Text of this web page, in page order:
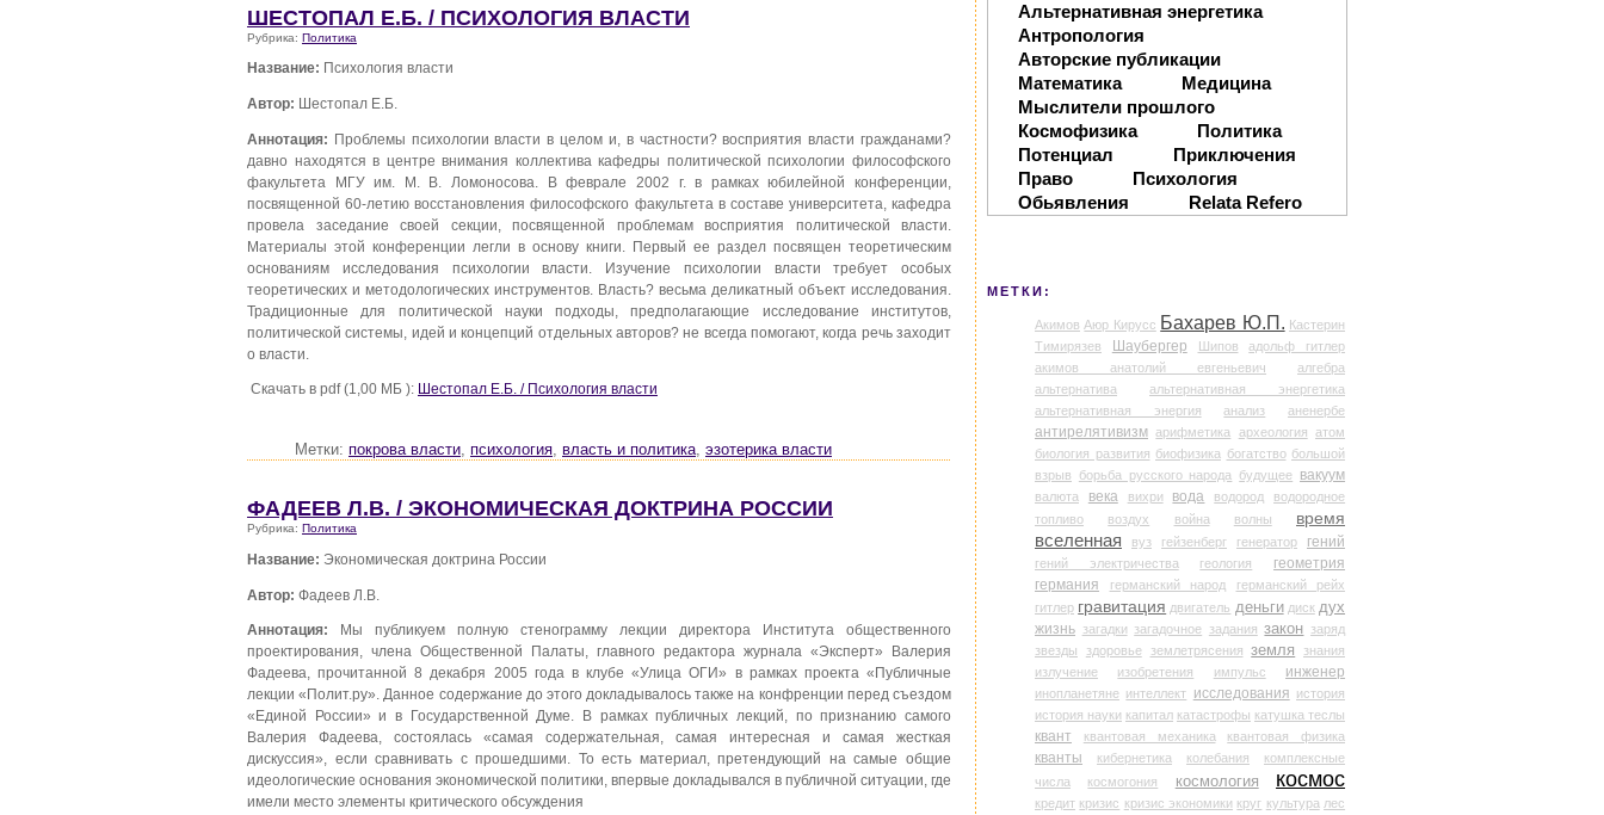
ШЕСТОПАЛ Е.Б. / ПСИХОЛОГИЯ ВЛАСТИ
Рубрика: Политика
Название: Психология власти
Автор: Шестопал Е.Б.
Аннотация: Проблемы психологии власти в целом и, в частности? восприятия власти гражданами?
давно находятся в центре внимания коллектива кафедры политической психологии философского
факультета МГУ им. М. В. Ломоносова. В феврале 2002 г. в рамках юбилейной конференции,
посвященной 60-летию восстановления философского факультета в составе университета, кафедра
провела заседание своей секции, посвященной проблемам восприятия политической власти.
Материалы этой конференции легли в основу книги. Первый ее раздел посвящен теоретическим
основаниям исследования психологии власти. Изучение психологии власти требует особых
теоретических и методологических инструментов. Власть? весьма деликатный объект исследования.
Традиционные для политической науки подходы, предполагающие исследование институтов,
политической системы, идей и концепций отдельных авторов? не всегда помогают, когда речь заходит
о власти.
Скачать в pdf (1,00 МБ ): Шестопал Е.Б. / Психология власти
Метки: покрова власти, психология, власть и политика, эзотерика власти
ФАДЕЕВ Л.В. / ЭКОНОМИЧЕСКАЯ ДОКТРИНА РОССИИ
Рубрика: Политика
Название: Экономическая доктрина России
Автор: Фадеев Л.В.
Аннотация: Мы публикуем полную стенограмму лекции директора Института общественного
проектирования, члена Общественной Палаты, главного редактора журнала «Эксперт» Валерия
Фадеева, прочитанной 8 декабря 2005 года в клубе «Улица ОГИ» в рамках проекта «Публичные
лекции «Полит.ру». Данное содержание до этого докладывалось также на конфренции перед съездом
«Единой России» и в Государственной Думе. В рамках публичных лекций, по признанию самого
Валерия Фадеева, состоялась «самая содержательная, самая интересная и самая жесткая
дискуссия», если сравнивать с прошедшими. То есть материал, претендующий на самые общие
идеологические основания экономической политики, впервые докладывался в публичной ситуации, где
имели место элементы критического обсуждения
Альтернативная энергетика
Антропология
Авторские публикации
Математика
Медицина
Мыслители прошлого
Космофизика
Политика
Потенциал
Приключения
Право
Психология
Обьявления
Relata Refero
МЕТКИ:
Акимов Аюр Кирусс Бахарев Ю.П. Кастерин
Тимирязев
Шаубергер Шипов
адольф гитлер
акимов анатолий евгеньевич
алгебра
альтернатива
альтернативная энергетика
альтернативная энергия
анализ аненербе
антирелятивизм арифметика археология атом
биология развития биофизика богатство большой
взрыв
борьба русского народа будущее вакуум
валюта века вихри вода водород
водородное
топливо
воздух война волны
время
вселенная
вуз гейзенберг генератор гений
гений электричества геология
геометрия
германия
германский народ
германский рейх
гитлер гравитация двигатель деньги диск дух
жизнь загадки загадочное задания закон заряд
звезды
здоровье землетрясения земля
знания
излучение
изобретения импульс инженер
инопланетяне интеллект исследования история
история науки капитал катастрофы катушка теслы
квант квантовая механика квантовая физика
кванты кибернетика колебания
комплексные
числа
космогония космология космос
кредит кризис кризис экономики круг культура лес